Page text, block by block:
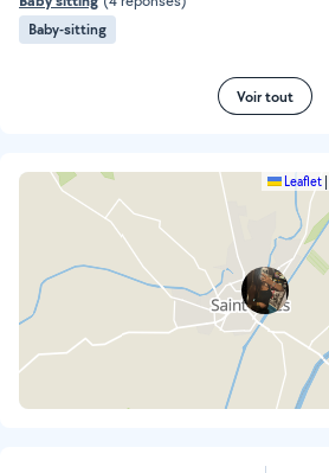
Baby-sitting
Voir tout
Leaflet